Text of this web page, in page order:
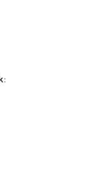
: